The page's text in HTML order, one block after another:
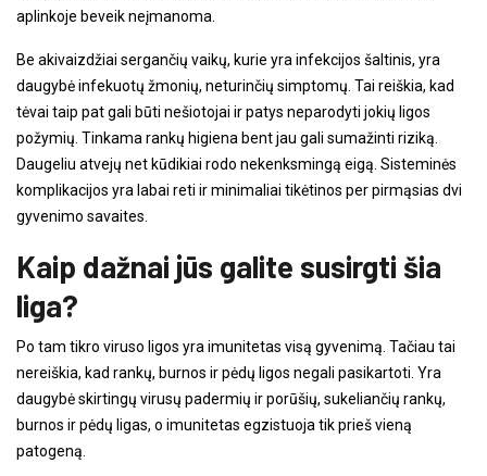
aplinkoje beveik neįmanoma.
Be akivaizdžiai sergančių vaikų, kurie yra infekcijos šaltinis, yra
daugybė infekuotų žmonių, neturinčių simptomų. Tai reiškia, kad
tėvai taip pat gali būti nešiotojai ir patys neparodyti jokių ligos
požymių. Tinkama rankų higiena bent jau gali sumažinti riziką.
Daugeliu atvejų net kūdikiai rodo nekenksmingą eigą. Sisteminės
komplikacijos yra labai reti ir minimaliai tikėtinos per pirmąsias dvi
gyvenimo savaites.
Kaip dažnai jūs galite susirgti šia
liga?
Po tam tikro viruso ligos yra imunitetas visą gyvenimą. Tačiau tai
nereiškia, kad rankų, burnos ir pėdų ligos negali pasikartoti. Yra
daugybė skirtingų virusų padermių ir porūšių, sukeliančių rankų,
burnos ir pėdų ligas, o imunitetas egzistuoja tik prieš vieną
patogeną.